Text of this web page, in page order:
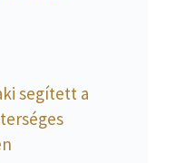
segített a